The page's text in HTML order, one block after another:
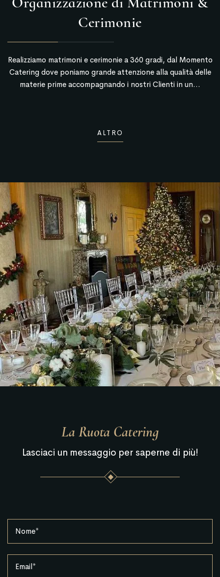
Cerimonie
Realizziamo matrimoni e cerimonie a 360 gradi, dal Momento
Catering dove poniamo grande attenzione alla qualità delle
materie prime accompagnando i nostri Clienti in un...
ALTRO
La Ruota Catering
Lasciaci un messaggio per saperne di più!